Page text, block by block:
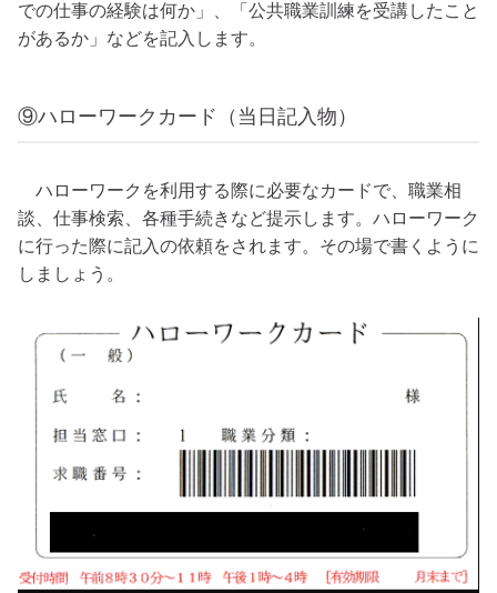
での仕事の経験は何か」、「公共職業訓練を受講したこと
があるか」などを記入します。
⑨ハローワークカード（当日記入物）
ハローワークを利用する際に必要なカードで、職業相
談、仕事検索、各種手続きなど提示します。ハローワーク
に行った際に記入の依頼をされます。その場で書くように
しましょう。